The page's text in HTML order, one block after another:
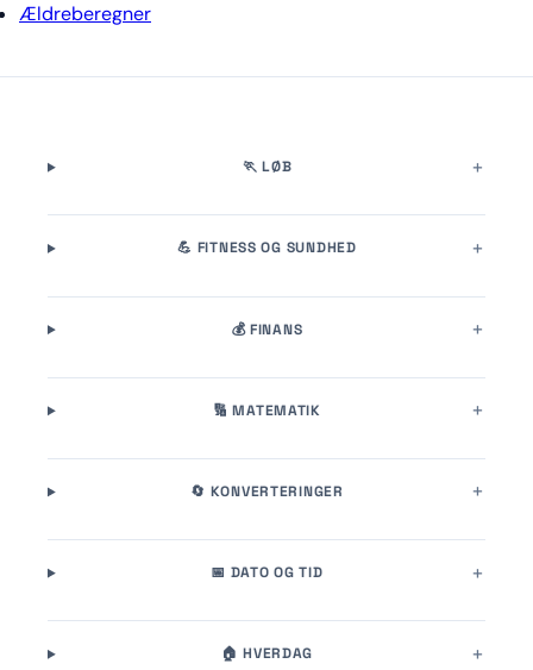
Ældreberegner
🏃 LØB
💪 FITNESS OG SUNDHED
💰 FINANS
🔢 MATEMATIK
🔄 KONVERTERINGER
📅 DATO OG TID
🏠 HVERDAG